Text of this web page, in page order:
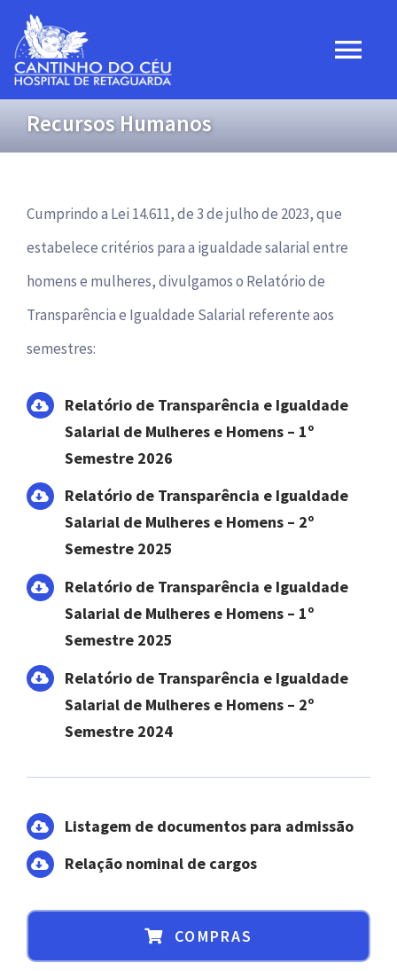
para
conteúdo
Home
Projetos
Transparência
Bazar
Contato
Como ajudar
Recursos Humanos
Cumprindo a Lei 14.611, de 3 de julho de 2023, que
estabelece critérios para a igualdade salarial entre
homens e mulheres, divulgamos o Relatório de
Transparência e Igualdade Salarial referente aos
semestres:
Relatório de Transparência e Igualdade
Salarial de Mulheres e Homens – 1º
Semestre 2026
Relatório de Transparência e Igualdade
Salarial de Mulheres e Homens – 2º
Semestre 2025
Relatório de Transparência e Igualdade
Salarial de Mulheres e Homens – 1º
Semestre 2025
Relatório de Transparência e Igualdade
Salarial de Mulheres e Homens – 2º
Semestre 2024
Listagem de documentos para admissão
Relação nominal de cargos
COMPRAS